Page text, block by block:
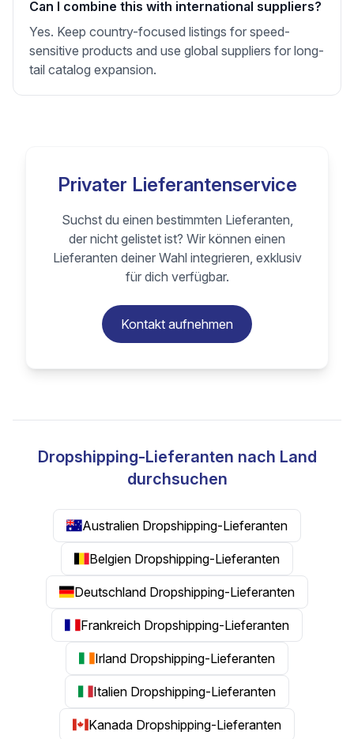
Can I combine this with international suppliers?
Yes. Keep country-focused listings for speed-
sensitive products and use global suppliers for long-
tail catalog expansion.
Privater Lieferantenservice
Suchst du einen bestimmten Lieferanten,
der nicht gelistet ist? Wir können einen
Lieferanten deiner Wahl integrieren, exklusiv
für dich verfügbar.
Kontakt aufnehmen
Dropshipping-Lieferanten nach Land
durchsuchen
Australien Dropshipping-Lieferanten
Belgien Dropshipping-Lieferanten
Deutschland Dropshipping-Lieferanten
Frankreich Dropshipping-Lieferanten
Irland Dropshipping-Lieferanten
Italien Dropshipping-Lieferanten
Kanada Dropshipping-Lieferanten